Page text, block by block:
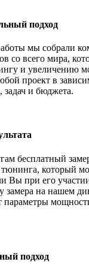
подход
мы собрали
со всего мира,
и увеличению
проект в
задач и бюджета.
бесплатный
который
Вы при его
замера на нашем
параметры
подход